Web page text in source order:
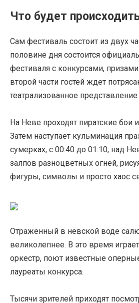
Что будет
Сам фестиваль состоит из двух
половине дня состоится
фестиваля с конкурсами,
второй части гостей ждет
театрализованное
На Неве проходят пиратские бои
Затем наступает кульминация
сумерках, с 00:40 до 01:10, над
залпов разноцветных огней,
фигуры, символы и просто хаос
Отраженный в невской воде
великолепнее. В это время
оркестр, поют известные
лауреаты конкурса.
Тысячи зрителей приходят